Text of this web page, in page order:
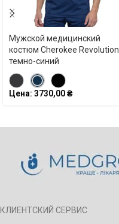
Мужской медицинский
костюм Cherokee Revolution
темно-синий
Цена: 3730,00₴
КЛИЕНТСКИЙ СЕРВИС